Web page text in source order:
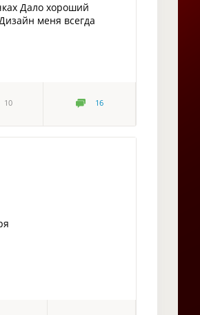
Дало хороший
меня всегда
10 16